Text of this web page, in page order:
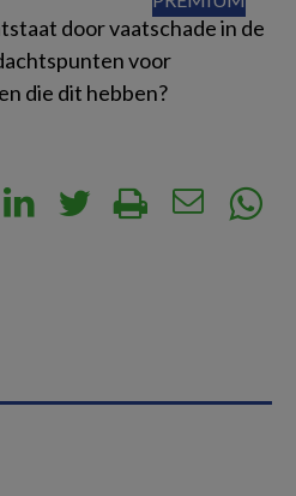
door vaatschade in de
voor
die dit hebben?